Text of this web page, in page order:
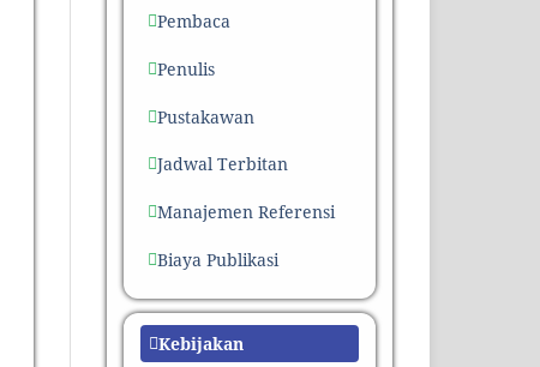
Pembaca
Penulis
Pustakawan
Jadwal Terbitan
Manajemen Referensi
Biaya Publikasi
Kebijakan